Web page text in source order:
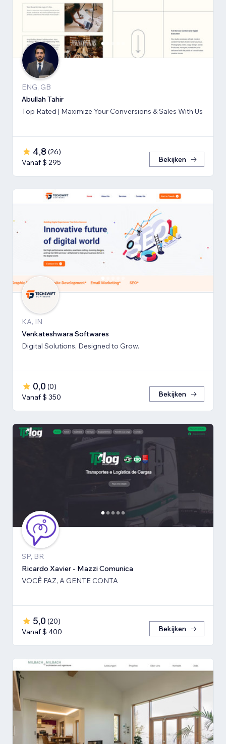
ENG, GB
Abullah Tahir
Top Rated | Maximize Your Conversions & Sales With Us
4,8 (26)
Vanaf $ 295
Bekijken
KA, IN
Venkateshwara Softwares
Digital Solutions, Designed to Grow.
0,0 (0)
Vanaf $ 350
Bekijken
SP, BR
Ricardo Xavier - Mazzi Comunica
VOCÊ FAZ, A GENTE CONTA
5,0 (20)
Vanaf $ 400
Bekijken